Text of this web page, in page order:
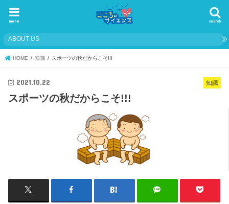
search
menu
ABOUT US
HOME 知識 スポーツの秋だからこそ!!!
知識
2021.10.22
スポーツの秋だからこそ!!!